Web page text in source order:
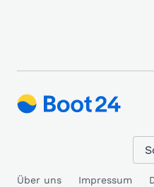
Über uns Impressum